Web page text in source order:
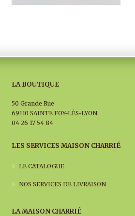
LA BOUTIQUE
50 Grande Rue
69110 SAINTE FOY-LÈS-LYON
04 26 17 54 84
LES SERVICES MAISON CHARRIÉ
LE CATALOGUE
NOS SERVICES DE LIVRAISON
LA MAISON CHARRIÉ